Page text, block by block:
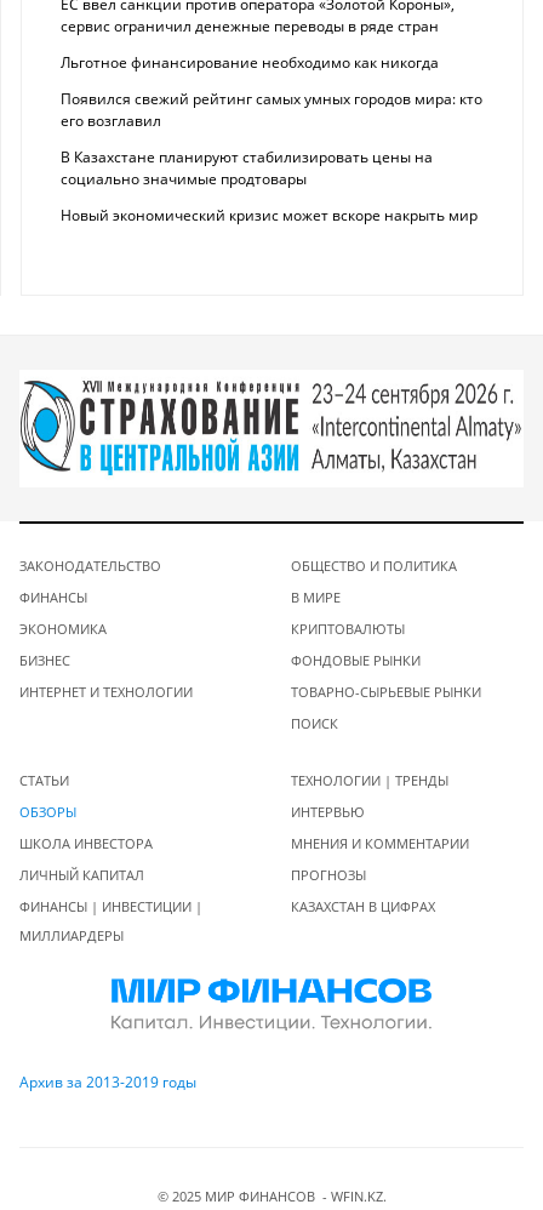
ЕС ввел санкции против оператора «Золотой Короны»,
сервис ограничил денежные переводы в ряде стран
Льготное финансирование необходимо как никогда
Появился свежий рейтинг самых умных городов мира: кто
его возглавил
В Казахстане планируют стабилизировать цены на
социально значимые продтовары
Новый экономический кризис может вскоре накрыть мир
ЗАКОНОДАТЕЛЬСТВО
ФИНАНСЫ
ЭКОНОМИКА
БИЗНЕС
ИНТЕРНЕТ И ТЕХНОЛОГИИ
ОБЩЕСТВО И ПОЛИТИКА
В МИРЕ
КРИПТОВАЛЮТЫ
ФОНДОВЫЕ РЫНКИ
ТОВАРНО-СЫРЬЕВЫЕ РЫНКИ
ПОИСК
СТАТЬИ
ОБЗОРЫ
ШКОЛА ИНВЕСТОРА
ЛИЧНЫЙ КАПИТАЛ
ФИНАНСЫ | ИНВЕСТИЦИИ |
МИЛЛИАРДЕРЫ
ТЕХНОЛОГИИ | ТРЕНДЫ
ИНТЕРВЬЮ
МНЕНИЯ И КОММЕНТАРИИ
ПРОГНОЗЫ
КАЗАХСТАН В ЦИФРАХ
Архив за 2013-2019 годы
© 2025 МИР ФИНАНСОВ - WFIN.KZ.